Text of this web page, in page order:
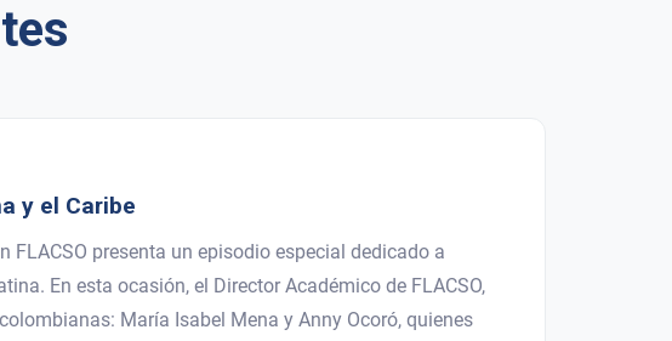
y el Caribe
presenta un episodio especial dedicado a
En esta ocasión, el Director Académico de FLACSO,
María Isabel Mena y Anny Ocoró, quienes